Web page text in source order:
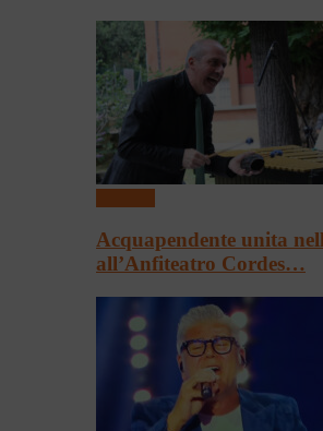
Acquapendente unita
all’Anfiteatro Cordes…